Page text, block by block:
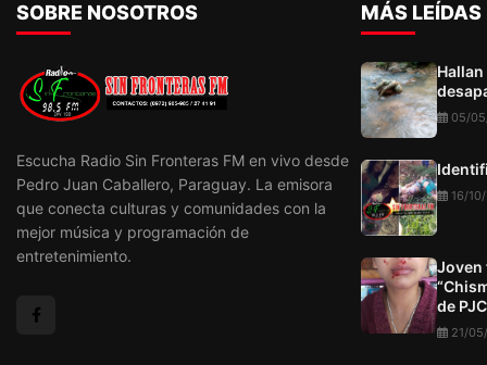
SOBRE NOSOTROS
Escucha Radio Sin Fronteras FM en vivo desde
Pedro Juan Caballero, Paraguay. La emisora
que conecta culturas y comunidades con la
mejor música y programación de
entretenimiento.
MÁS LEÍDAS
05/
16/
Joven
de PJC
21/